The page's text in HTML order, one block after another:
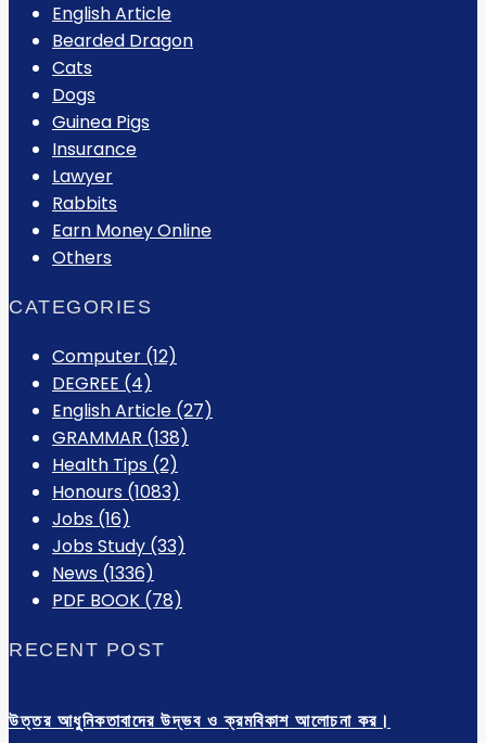
English Article
Bearded Dragon
Cats
Dogs
Guinea Pigs
Insurance
Lawyer
Rabbits
Earn Money Online
Others
CATEGORIES
Computer (12)
DEGREE (4)
English Article (27)
GRAMMAR (138)
Health Tips (2)
Honours (1083)
Jobs (16)
Jobs Study (33)
News (1336)
PDF BOOK (78)
RECENT POST
উত্তর আধুনিকতাবাদের উদ্ভব ও ক্রমবিকাশ আলোচনা কর।